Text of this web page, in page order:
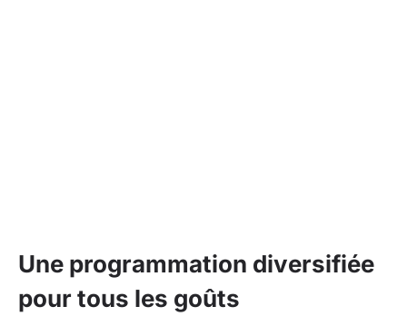
Une programmation diversifiée
pour tous les goûts